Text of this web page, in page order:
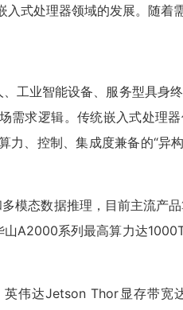
式处理器领域的发展。随着
工业智能设备、服务型具
求逻辑。传统嵌入式处理
力、控制、集成度兼备的“
模态数据推理，目前主流
A2000系列最高算力达
伟达Jetson Thor显存带